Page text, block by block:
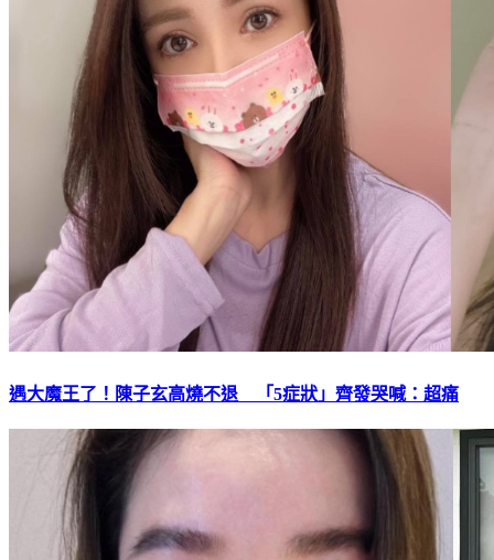
遇大魔王了！陳子玄高燒不退 「5症狀」齊發哭喊：超痛